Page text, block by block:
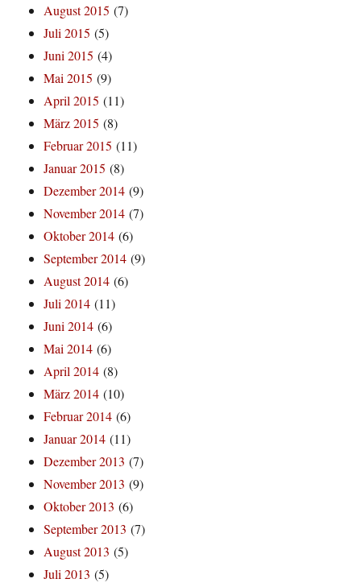
August 2015 (7)
Juli 2015 (5)
Juni 2015 (4)
Mai 2015 (9)
April 2015 (11)
März 2015 (8)
Februar 2015 (11)
Januar 2015 (8)
Dezember 2014 (9)
November 2014 (7)
Oktober 2014 (6)
September 2014 (9)
August 2014 (6)
Juli 2014 (11)
Juni 2014 (6)
Mai 2014 (6)
April 2014 (8)
März 2014 (10)
Februar 2014 (6)
Januar 2014 (11)
Dezember 2013 (7)
November 2013 (9)
Oktober 2013 (6)
September 2013 (7)
August 2013 (5)
Juli 2013 (5)